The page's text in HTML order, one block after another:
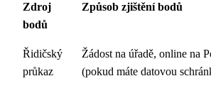
Zdroj
bodů
Způsob zjištění bodů
Řidičský
průkaz
Žádost na úřadě, online na
(pokud máte datovou